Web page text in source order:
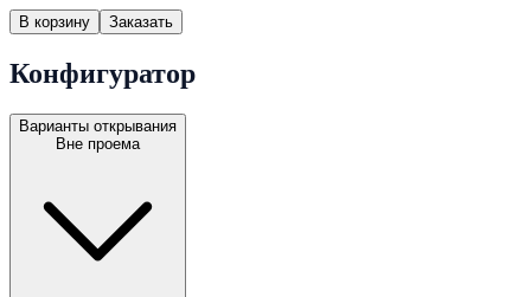
В корзину Заказать
Конфигуратор
Варианты открывания
Вне проема